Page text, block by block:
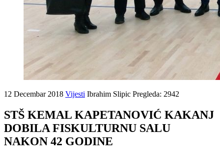
12 Decembar 2018 Vijesti Ibrahim Slipic Pregleda: 2942
STŠ KEMAL KAPETANOVIĆ KAKANJ
DOBILA FISKULTURNU SALU
NAKON 42 GODINE